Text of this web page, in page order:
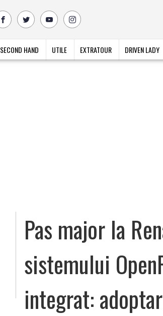
SECOND HAND UTILE EXTRATOUR DRIVEN LADY
Pas major la
sistemului
integrat: